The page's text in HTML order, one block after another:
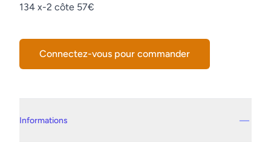
Description
134 x-2 côte 57€
Connectez-vous pour commander
Informations